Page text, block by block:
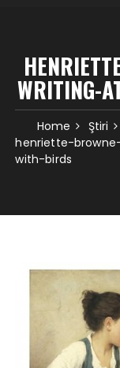
WRITING-
Home Ştiri
henriette-
with-birds